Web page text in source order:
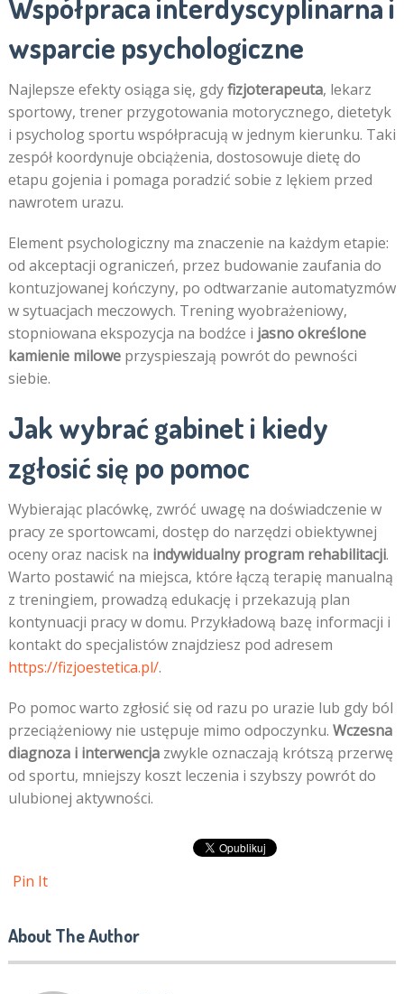
Współpraca interdyscyplinarna i
wsparcie psychologiczne
Najlepsze efekty osiąga się, gdyfizjoterapeuta, lekarz
sportowy, trener przygotowania motorycznego, dietetyk
i psycholog sportu współpracują w jednym kierunku. Taki
zespół koordynuje obciążenia, dostosowuje dietę do
etapu gojenia i pomaga poradzić sobie z lękiem przed
nawrotem urazu.
Element psychologiczny ma znaczenie na każdym etapie:
od akceptacji ograniczeń, przez budowanie zaufania do
kontuzjowanej kończyny, po odtwarzanie automatyzmów
w sytuacjach meczowych. Trening wyobrażeniowy,
stopniowana ekspozycja na bodźce i jasno określone
kamienie miloweprzyspieszają powrót do pewności
siebie.
Jak wybrać gabinet i kiedy
zgłosić się po pomoc
Wybierając placówkę, zwróć uwagę na doświadczenie w
pracy ze sportowcami, dostęp do narzędzi obiektywnej
oceny oraz nacisk na indywidualny program rehabilitacji.
Warto postawić na miejsca, które łączą terapię manualną
z treningiem, prowadzą edukację i przekazują plan
kontynuacji pracy w domu. Przykładową bazę informacji i
kontakt do specjalistów znajdziesz pod adresem
https://fizjoestetica.pl/.
Po pomoc warto zgłosić się od razu po urazie lub gdy ból
przeciążeniowy nie ustępuje mimo odpoczynku. Wczesna
diagnoza i interwencjazwykle oznaczają krótszą przerwę
od sportu, mniejszy koszt leczenia i szybszy powrót do
ulubionej aktywności.
Pin It
About The Author